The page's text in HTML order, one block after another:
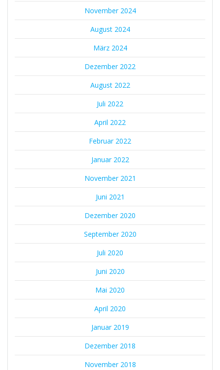
November 2024
August 2024
März 2024
Dezember 2022
August 2022
Juli 2022
April 2022
Februar 2022
Januar 2022
November 2021
Juni 2021
Dezember 2020
September 2020
Juli 2020
Juni 2020
Mai 2020
April 2020
Januar 2019
Dezember 2018
November 2018